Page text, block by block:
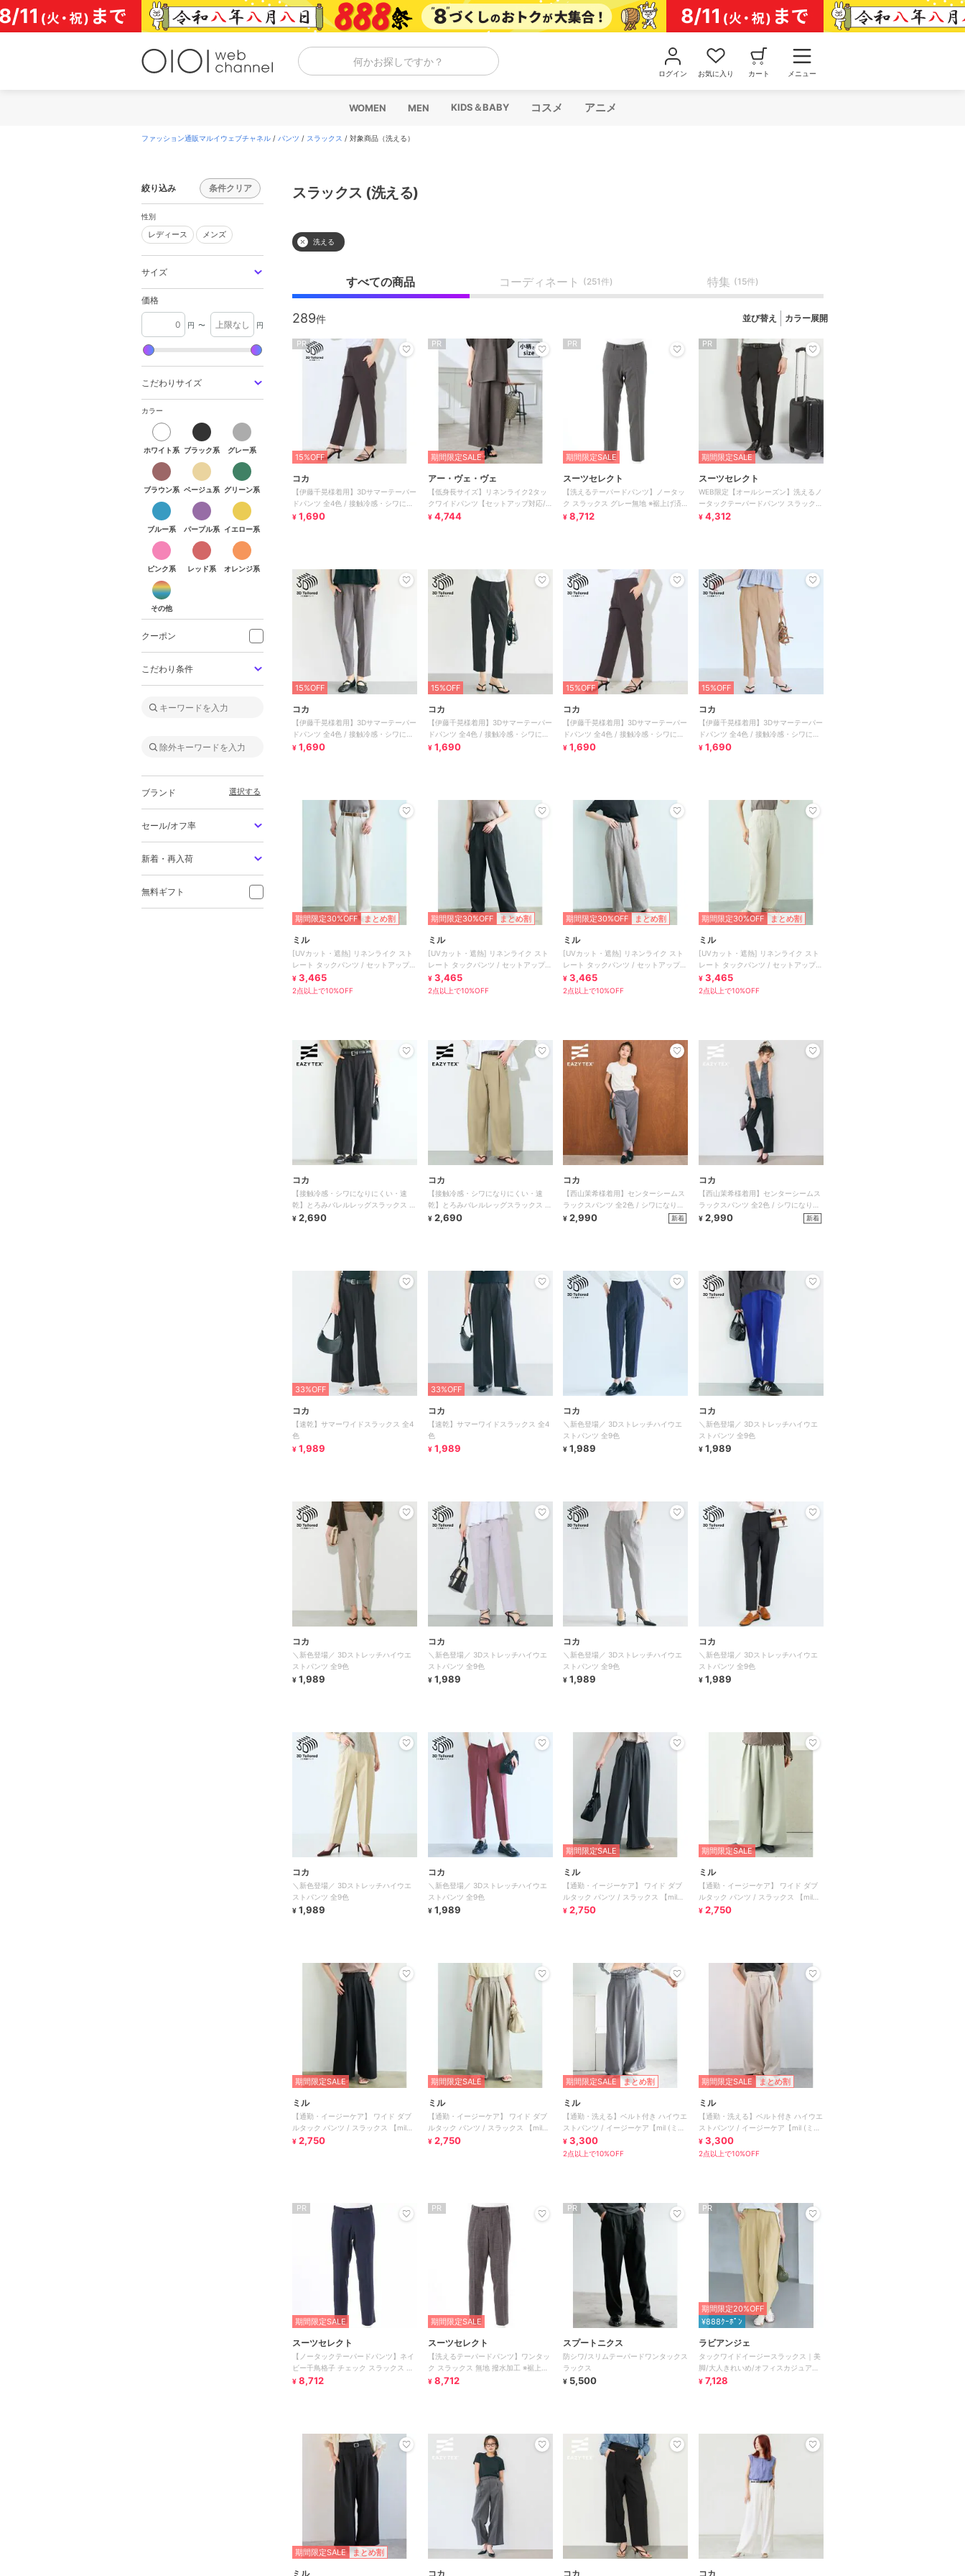
コ
ン
テ
何かお探しですか？
ログイン お気に入り カート メニュー
WOMEN MEN KIDS＆BABY コスメ アニメ
ファッション通販マルイウェブチャネル / パンツ / スラックス / 対象商品（洗える）
絞り込み 条件クリア
性別
レディース
レディース メンズ
メンズ
サイズ
価格
円 〜 円
こだわりサイズ
カラー
ホワイト系
ホワイト系
ブラック系
ブラック系
グレー系
グレー系
ブラウン系
ブラウン系
ベージュ系
ベージュ系
グリーン系
グリーン系
ブルー系
ブルー系
パープル系
パープル系
イエロー系
イエロー系
ピンク系
ピンク系
レッド系
レッド系
オレンジ系
オレンジ系
その他
その他
クーポン
こだわり条件
ブランド 選択する
セール/オフ率
新着・再入荷
無料ギフト
スラックス (洗える)
洗える
すべての商品 コーディネート (251件) 特集 (15件)
289 並び替え カラー展開
PR
15%OFF
コカ
【伊藤千晃様着用】3Dサマーテーパー
ドパンツ 全4色 / 接触冷感・シワにな
りにくい
¥ 1,690
PR
期間限定SALE
アー・ヴェ・ヴェ
【低身長サイズ】リネンライク2タッ
クワイドパンツ【セットアップ対応/接
触冷感/UVカット/アンチピリ
¥ 4,744
PR
期間限定SALE
スーツセレクト
【洗えるテーパードパンツ】ノータッ
ク スラックス グレー無地 ※裾上げ済
仕様
¥ 8,712
PR
期間限定SALE
スーツセレクト
WEB限定【オールシーズン】洗えるノ
ータックテーパードパンツ スラックス
ブラック ※裾上げ済仕様
¥ 4,312
15%OFF
コカ
【伊藤千晃様着用】3Dサマーテーパー
ドパンツ 全4色 / 接触冷感・シワにな
りにくい
¥ 1,690
15%OFF
コカ
【伊藤千晃様着用】3Dサマーテーパー
ドパンツ 全4色 / 接触冷感・シワにな
りにくい
¥ 1,690
15%OFF
コカ
【伊藤千晃様着用】3Dサマーテーパー
ドパンツ 全4色 / 接触冷感・シワにな
りにくい
¥ 1,690
15%OFF
コカ
【伊藤千晃様着用】3Dサマーテーパー
ドパンツ 全4色 / 接触冷感・シワにな
りにくい
¥ 1,690
期間限定30%OFF まとめ割
ミル
[UVカット・遮熱] リネンライク スト
レート タックパンツ / セットアップ
【mil/ミル】
¥ 3,465
2点以上で10%OFF
期間限定30%OFF まとめ割
ミル
[UVカット・遮熱] リネンライク スト
レート タックパンツ / セットアップ
【mil/ミル】
¥ 3,465
2点以上で10%OFF
期間限定30%OFF まとめ割
ミル
[UVカット・遮熱] リネンライク スト
レート タックパンツ / セットアップ
【mil/ミル】
¥ 3,465
2点以上で10%OFF
期間限定30%OFF まとめ割
ミル
[UVカット・遮熱] リネンライク スト
レート タックパンツ / セットアップ
【mil/ミル】
¥ 3,465
2点以上で10%OFF
コカ
【接触冷感・シワになりにくい・速
乾】とろみバレルレッグスラックス 全
2色
¥ 2,690
コカ
【接触冷感・シワになりにくい・速
乾】とろみバレルレッグスラックス 全
2色
¥ 2,690
コカ
【西山茉希様着用】センターシームス
ラックスパンツ 全2色 / シワになりに
くい・速乾・乾燥機OK
¥ 2,990 新着
コカ
【西山茉希様着用】センターシームス
ラックスパンツ 全2色 / シワになりに
くい・速乾・乾燥機OK
¥ 2,990 新着
33%OFF
コカ
【速乾】サマーワイドスラックス 全4
色
¥ 1,989
33%OFF
コカ
【速乾】サマーワイドスラックス 全4
色
¥ 1,989
コカ
＼新色登場／ 3Dストレッチハイウエ
ストパンツ 全9色
¥ 1,989
コカ
＼新色登場／ 3Dストレッチハイウエ
ストパンツ 全9色
¥ 1,989
コカ
＼新色登場／ 3Dストレッチハイウエ
ストパンツ 全9色
¥ 1,989
コカ
＼新色登場／ 3Dストレッチハイウエ
ストパンツ 全9色
¥ 1,989
コカ
＼新色登場／ 3Dストレッチハイウエ
ストパンツ 全9色
¥ 1,989
コカ
＼新色登場／ 3Dストレッチハイウエ
ストパンツ 全9色
¥ 1,989
コカ
＼新色登場／ 3Dストレッチハイウエ
ストパンツ 全9色
¥ 1,989
コカ
＼新色登場／ 3Dストレッチハイウエ
ストパンツ 全9色
¥ 1,989
期間限定SALE
ミル
【通勤・イージーケア】 ワイド ダブ
ルタック パンツ / スラックス 【mil
(ミル)】
¥ 2,750
期間限定SALE
ミル
【通勤・イージーケア】 ワイド ダブ
ルタック パンツ / スラックス 【mil
(ミル)】
¥ 2,750
期間限定SALE
ミル
【通勤・イージーケア】 ワイド ダブ
ルタック パンツ / スラックス 【mil
(ミル)】
¥ 2,750
期間限定SALE
ミル
【通勤・イージーケア】 ワイド ダブ
ルタック パンツ / スラックス 【mil
(ミル)】
¥ 2,750
期間限定SALE まとめ割
ミル
【通勤・洗える】ベルト付き ハイウエ
ストパンツ / イージーケア【mil (ミ
ル)】
¥ 3,300
2点以上で10%OFF
期間限定SALE まとめ割
ミル
【通勤・洗える】ベルト付き ハイウエ
ストパンツ / イージーケア【mil (ミ
ル)】
¥ 3,300
2点以上で10%OFF
PR
期間限定SALE
スーツセレクト
【ノータックテーパードパンツ】ネイ
ビー千鳥格子 チェック スラックス ス
トレッチ ノーアイロン
¥ 8,712
PR
期間限定SALE
スーツセレクト
【洗えるテーパードパンツ】ワンタッ
ク スラックス 無地 撥水加工 ※裾上げ
済み仕様
¥ 8,712
PR
スプートニクス
防シワ/スリムテーパードワンタックス
ラックス
¥ 5,500
PR
期間限定20%OFF
¥888ｸｰﾎﾟﾝ
ラビアンジェ
タックワイドイージースラックス｜美
脚/大人きれいめ/オフィスカジュアル/
センタープレスで脚長効果 ♪
¥ 7,128
期間限定SALE まとめ割
ミル コカ コカ コカ